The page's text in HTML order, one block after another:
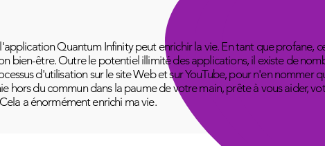
Quantum Infinity peut enrichir la vie. En tant que profane,
bien-être. Outre le potentiel illimité des applications, il existe de
d'utilisation sur le site Web et sur YouTube, pour n'en nommer
hors du commun dans la paume de votre main, prête à vous aider,
a énormément enrichi ma vie.